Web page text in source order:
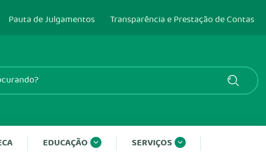
Pauta de Julgamentos Transparência e Prestação de Contas
EDUCAÇÃO SERVIÇOS